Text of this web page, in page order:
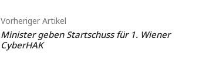
Vorheriger Artikel
Minister geben Startschuss für 1. Wiener
CyberHAK